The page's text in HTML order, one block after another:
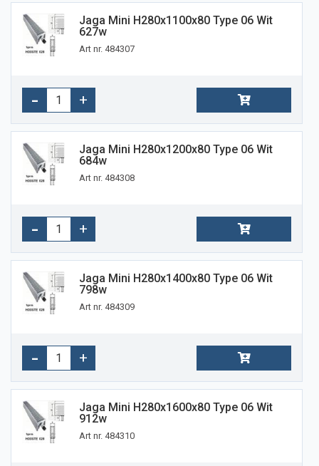
Jaga Mini H280x1100x80 Type 06 Wit
627w
Art nr. 484307
Jaga Mini H280x1200x80 Type 06 Wit
684w
Art nr. 484308
Jaga Mini H280x1400x80 Type 06 Wit
798w
Art nr. 484309
Jaga Mini H280x1600x80 Type 06 Wit
912w
Art nr. 484310